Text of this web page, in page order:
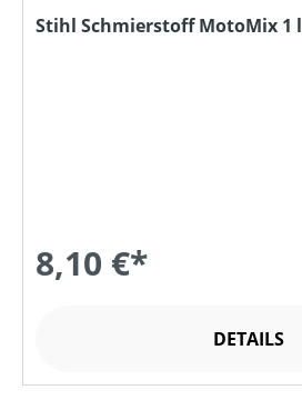
Stihl Schmierstoff MotoMix 1 l
8,10 €*
DETAILS